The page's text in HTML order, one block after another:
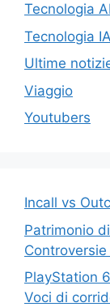
Tecnologia AI
Tecnologia IA
Ultime
Viaggio
Youtubers
Incall vs
Patrimonio
PlayStation
Voci di